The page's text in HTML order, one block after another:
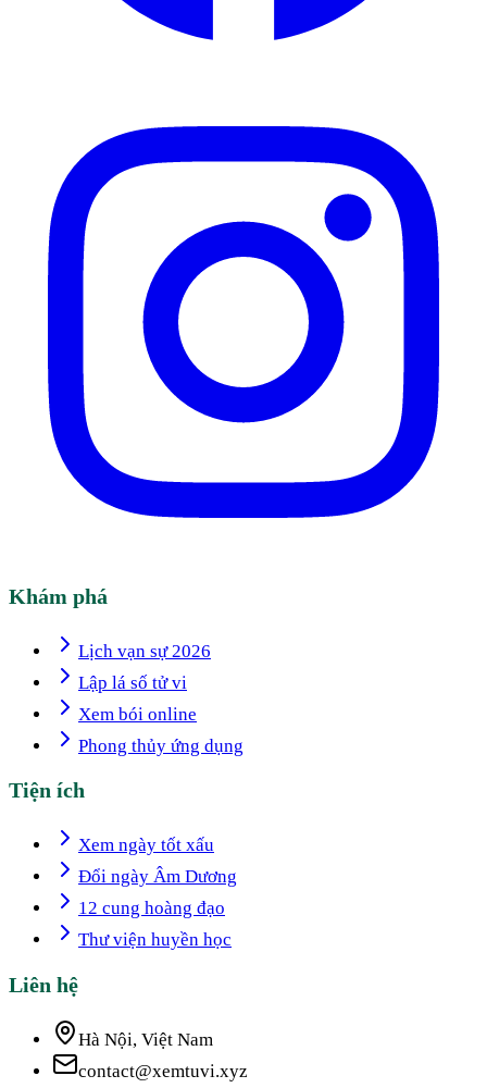
Khám phá
Lịch vạn sự 2026
Lập lá số tử vi
Xem bói online
Phong thủy ứng dụng
Tiện ích
Xem ngày tốt xấu
Đổi ngày Âm Dương
12 cung hoàng đạo
Thư viện huyền học
Liên hệ
Hà Nội, Việt Nam
contact@xemtuvi.xyz